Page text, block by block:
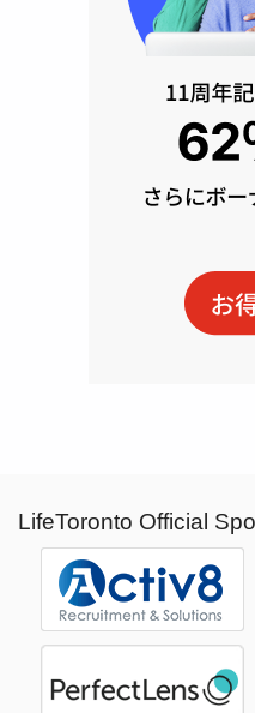
LifeToronto Official